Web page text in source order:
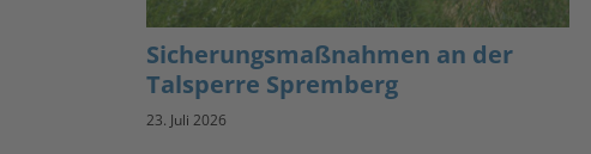
Sicherungsmaßnahmen an der
Talsperre Spremberg
23. Juli 2026